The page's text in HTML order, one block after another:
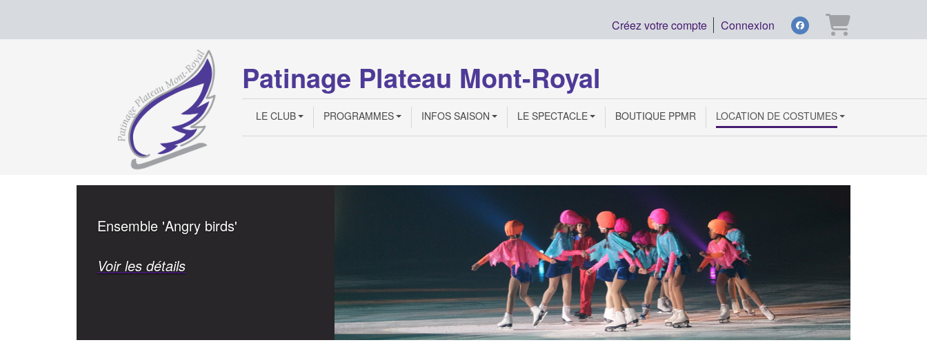
Créez votre compte Connexion facebookPanier
Patinage Plateau Mont-Royal
LE CLUB PROGRAMMES INFOS SAISON LE SPECTACLE BOUTIQUE PPMR LOCATION DE COSTUMES
Ensemble 'Angry birds'
Voir les détails